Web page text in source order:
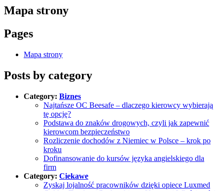
Mapa strony
Pages
Mapa strony
Posts by category
Category: Biznes
Najtańsze OC Beesafe – dlaczego kierowcy wybierają
tę opcję?
Podstawa do znaków drogowych, czyli jak zapewnić
kierowcom bezpieczeństwo
Rozliczenie dochodów z Niemiec w Polsce – krok po
kroku
Dofinansowanie do kursów języka angielskiego dla
firm
Category: Ciekawe
Zyskaj lojalność pracowników dzięki opiece Luxmed